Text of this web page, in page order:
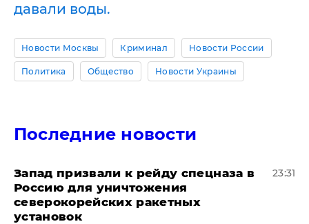
давали воды.
Новости Москвы Криминал Новости России
Политика Общество Новости Украины
Последние новости
Запад призвали к рейду спецназа в
Россию для уничтожения
северокорейских ракетных
установок
23:31